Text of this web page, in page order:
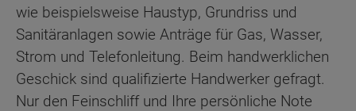
wie beispielsweise Haustyp, Grundriss und
Sanitäranlagen sowie Anträge für Gas, Wasser,
Strom und Telefonleitung. Beim handwerklichen
Geschick sind qualifizierte Handwerker gefragt.
Nur den Feinschliff und Ihre persönliche Note